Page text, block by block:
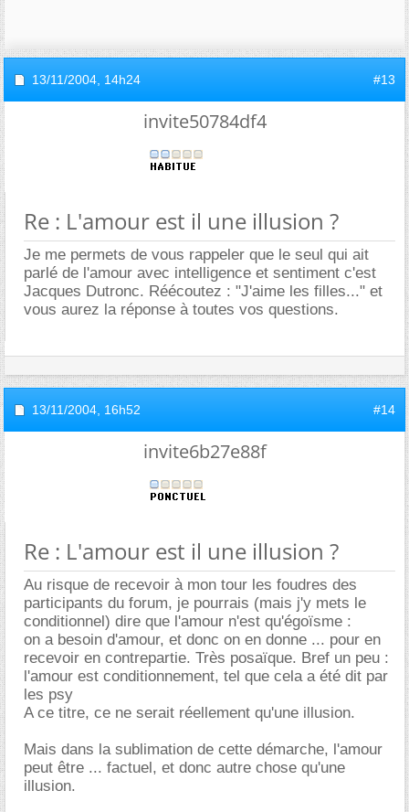
13/11/2004, 14h24 #13
invite50784df4
Re : L'amour est il une illusion ?
Je me permets de vous rappeler que le seul qui ait
parlé de l'amour avec intelligence et sentiment c'est
Jacques Dutronc. Réécoutez : "J'aime les filles..." et
vous aurez la réponse à toutes vos questions.
13/11/2004, 16h52 #14
invite6b27e88f
Re : L'amour est il une illusion ?
Au risque de recevoir à mon tour les foudres des
participants du forum, je pourrais (mais j'y mets le
conditionnel) dire que l'amour n'est qu'égoïsme :
on a besoin d'amour, et donc on en donne ... pour en
recevoir en contrepartie. Très posaïque. Bref un peu :
l'amour est conditionnement, tel que cela a été dit par
les psy
A ce titre, ce ne serait réellement qu'une illusion.
Mais dans la sublimation de cette démarche, l'amour
peut être ... factuel, et donc autre chose qu'une
illusion.